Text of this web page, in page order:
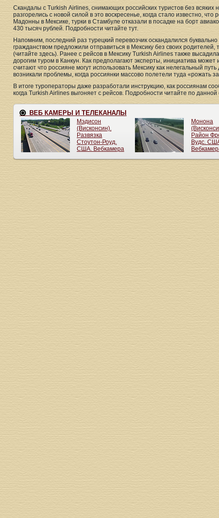
Скандалы с Turkish Аirlines, снимающих российских туристов без всяких
разгорелись с новой силой в это воскресенье, когда стало известно,
Мадонны в Мексике, турки в Стамбуле отказали в посадке на борт
430 тысяч рублей. Подробности читайте тут.
Напомним, последний раз турецкий перевозчик оскандалился
гражданством предложили отправиться в Мексику без своих родителей,
(читайте здесь). Ранее с рейсов в Мексику Turkish Airlines также
дорогим туром в Канкун. Как предполагают эксперты, инициатива
считают что россияне могут использовать Мексику как нелегальный
возникали проблемы, когда россиянки массово полетели туда «рожать
В итоге туроператоры даже разработали инструкцию, как россиянам
когда Turkish Airlines выгоняет с рейсов. Подробности читайте по данной